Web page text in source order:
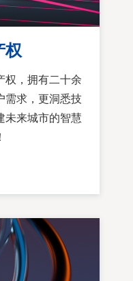
权
权，拥有二十余
需求，更洞悉技
未来城市的智慧